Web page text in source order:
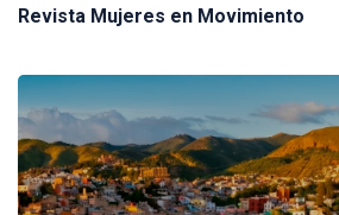
Revista Mujeres en Movimiento